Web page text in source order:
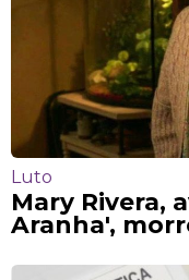
Luto
Mary Rivera,
Aranha',